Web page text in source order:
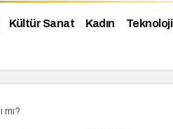
Kültür Sanat Kadın Teknoloji